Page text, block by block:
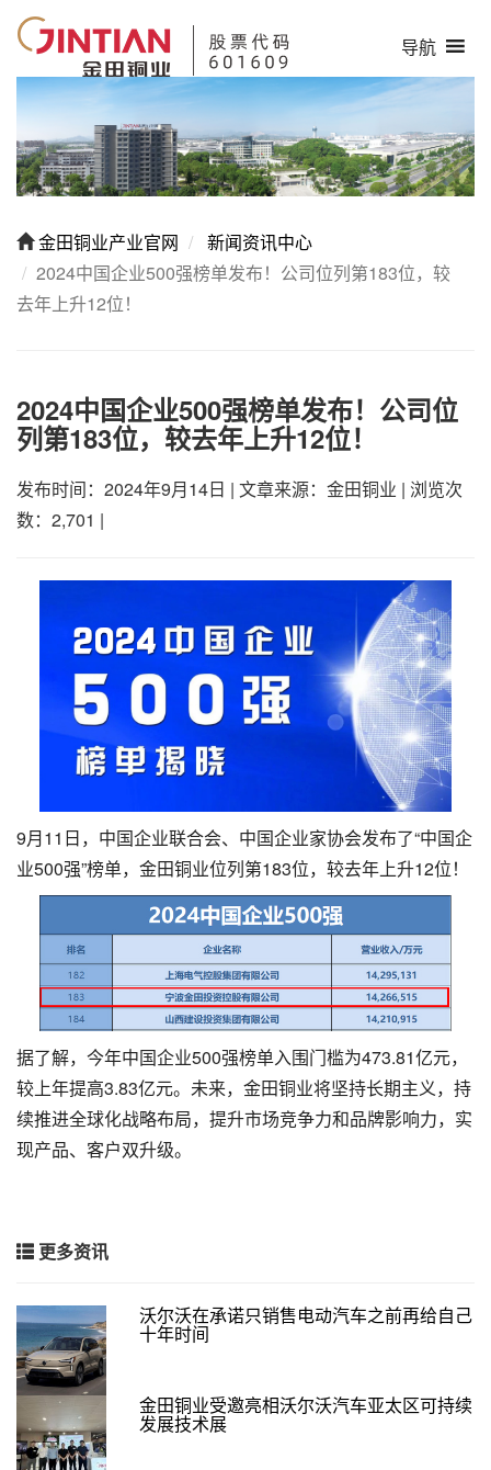
导航
金田铜业产业官网
新闻资讯中心
2024中国企业500强榜单发布！公司位列第183位，较
去年上升12位！
2024中国企业500强榜单发布！公司位
列第183位，较去年上升12位！
发布时间：2024年9月14日 | 文章来源：金田铜业 | 浏览次
数：2,701 |
9月11日，中国企业联合会、中国企业家协会发布了“中国企
业500强”榜单，金田铜业位列第183位，较去年上升12位！
据了解，今年中国企业500强榜单入围门槛为473.81亿元，
较上年提高3.83亿元。未来，金田铜业将坚持长期主义，持
续推进全球化战略布局，提升市场竞争力和品牌影响力，实
现产品、客户双升级。
更多资讯
沃尔沃在承诺只销售电动汽车之前再给自己
十年时间
金田铜业受邀亮相沃尔沃汽车亚太区可持续
发展技术展